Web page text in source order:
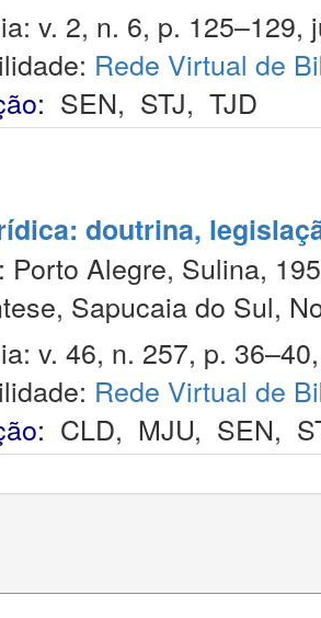
v. 2, n. 6, p. 125–129,
Rede Virtual de
SEN, STJ, TJD
doutrina,
Porto Alegre, Sulina,
Sapucaia do Sul,
v. 46, n. 257, p.
Rede Virtual de
CLD, MJU, SEN,